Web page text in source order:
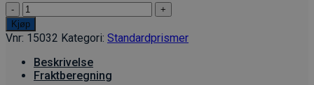
Polygonutrustning
antall
Kjøp
Vnr: 15032 Kategori: Standardprismer
Beskrivelse
Fraktberegning